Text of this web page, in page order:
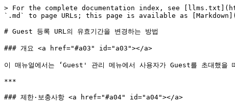
> For the complete documentation index, see
`.md` to page URLs; this page is available as
# Guest 등록 URL의 유효기간을 변경하는 방법
### 개요 <a href="#a03" id="a03"></a>
이 매뉴얼에서는 ‘Guest' 관리 메뉴에서 사용자가 Guest를 초대했을
***
### 제한·보충사항 <a href="#a04" id="a04"></a>